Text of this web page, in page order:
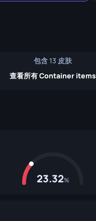
包含 13 皮肤
查看所有 Container items
23.32%